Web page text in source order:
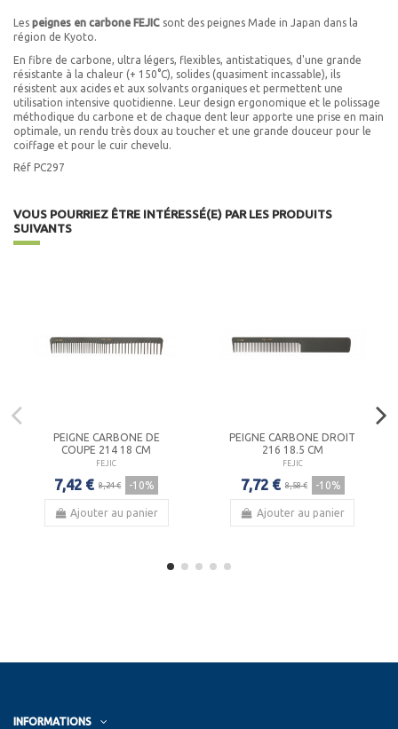
Les peignes en carbone FEJIC sont des peignes Made in Japan dans la
région de Kyoto.
En fibre de carbone, ultra légers, flexibles, antistatiques, d'une grande
résistante à la chaleur (+ 150°C), solides (quasiment incassable), ils
résistent aux acides et aux solvants organiques et permettent une
utilisation intensive quotidienne. Leur design ergonomique et le polissage
méthodique du carbone et de chaque dent leur apporte une prise en main
optimale, un rendu très doux au toucher et une grande douceur pour le
coiffage et pour le cuir chevelu.
Réf PC297
VOUS POURRIEZ ÊTRE INTÉRESSÉ(E) PAR LES PRODUITS
SUIVANTS
PEIGNE CARBONE DE
COUPE 214 18 CM
FEJIC
7,42 € 8,24 € -10%
Ajouter au panier
PEIGNE CARBONE DROIT
216 18.5 CM
FEJIC
7,72 € 8,58 € -10%
Ajouter au panier
INFORMATIONS